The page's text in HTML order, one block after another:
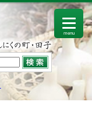
menu